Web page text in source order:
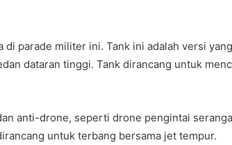
parade militer ini. Tank ini adalah versi
dataran tinggi. Tank dirancang untuk
anti-drone, seperti drone pengintai
untuk terbang bersama jet tempur.